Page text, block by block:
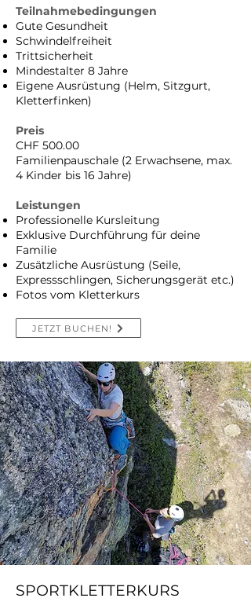
Teilnahmebedingungen
Gute Gesundheit
Schwindelfreiheit
Trittsicherheit
Mindestalter 8 Jahre
Eigene Ausrüstung (Helm, Sitzgurt,
Kletterfinken)
Preis
CHF 500.00
Familienpauschale (2 Erwachsene, max.
4 Kinder bis 16 Jahre)
Leistungen
Professionelle Kursleitung
Exklusive Durchführung für deine
Familie
Zusätzliche Ausrüstung (Seile,
Expressschlingen, Sicherungsgerät etc.)
Fotos vom Kletterkurs
JETZT BUCHEN!
SPORTKLETTERKURS